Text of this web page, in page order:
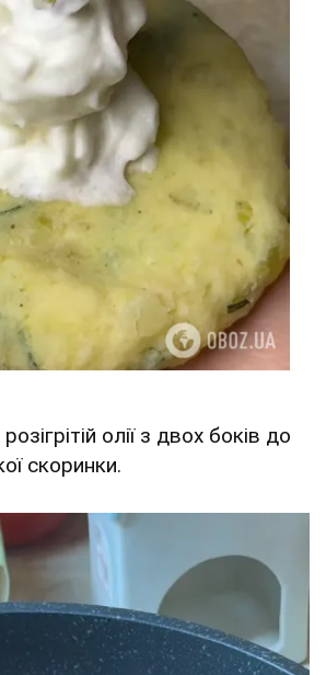
олії з двох боків до
скоринки.